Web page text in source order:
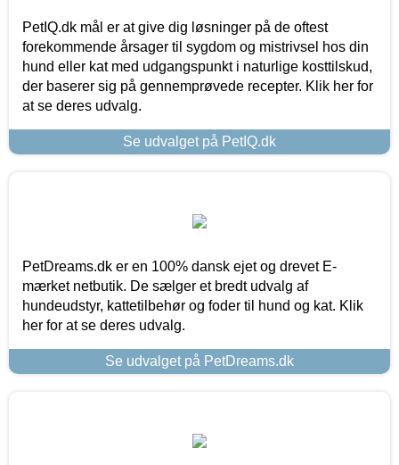
PetIQ.dk mål er at give dig løsninger på de oftest
forekommende årsager til sygdom og mistrivsel hos din
hund eller kat med udgangspunkt i naturlige kosttilskud,
der baserer sig på gennemprøvede recepter. Klik her for
at se deres udvalg.
Se udvalget på PetIQ.dk
PetDreams.dk er en 100% dansk ejet og drevet E-
mærket netbutik. De sælger et bredt udvalg af
hundeudstyr, kattetilbehør og foder til hund og kat. Klik
her for at se deres udvalg.
Se udvalget på PetDreams.dk